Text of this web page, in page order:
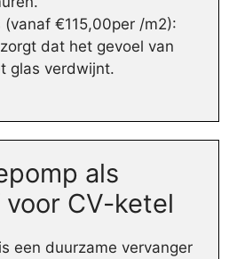
(vanaf €115,00per /m2):
dat het gevoel van
glas verdwijnt.
als
CV-ketel
een duurzame vervanger